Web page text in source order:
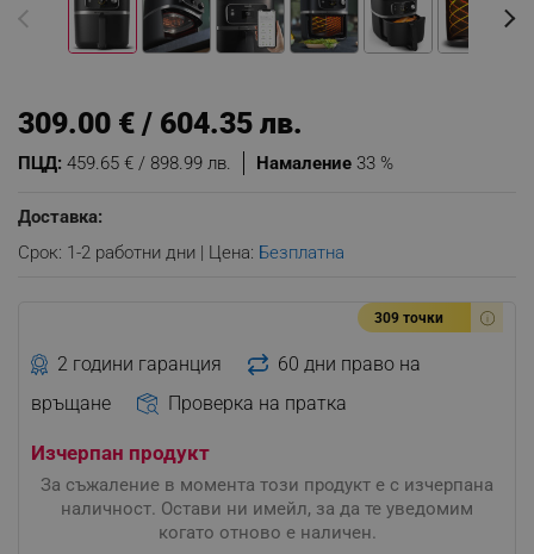
Намаление 33 %
ПЦД: 459.65 € / 898.99 лв.
309.00 € / 604.35 лв.
Доставка:
Срок: 1-2 работни дни | Цена: Безплатна
309 точки
2 години гаранция
60 дни право на
връщане
Проверка на пратка
Изчерпан продукт
За съжаление в момента този продукт е с изчерпана
наличност. Остави ни имейл, за да те уведомим
когато отново е наличен.